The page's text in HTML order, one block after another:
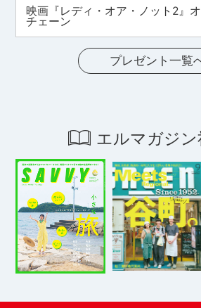
映画『レディ・オア・ノット2』
チェーン
プレゼント一覧
エルマガジン